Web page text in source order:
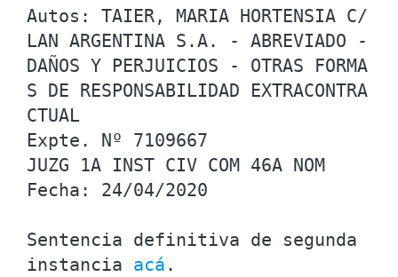
Autos: TAIER, MARIA HORTENSIA C/
LAN ARGENTINA S.A. - ABREVIADO -
DAÑOS Y PERJUICIOS - OTRAS FORMA
S DE RESPONSABILIDAD EXTRACONTRA
CTUAL
Expte. Nº 7109667
JUZG 1A INST CIV COM 46A NOM
Fecha: 24/04/2020
Sentencia definitiva de segunda
instancia acá .